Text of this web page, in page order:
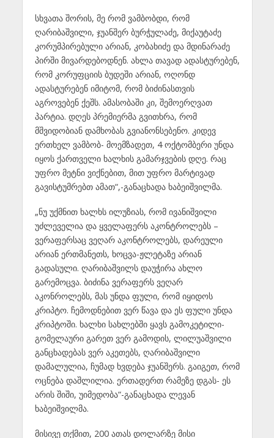
სხვათა შორის, მე რომ ვამბობდი, რომ
ღარიბაშვილი, ჯუანშერ ბურჭულაძე, მიქაუტაძე
კორუმპირებული არიან, კობახიძე და მდინარაძე
პირში მივარდებოდნენ. ახლა თავად ადასტურებენ,
რომ კორუფციის ბუდეში არიან, ოღონდ
ადასტურებენ იმიტომ, რომ ბიძინასთვის
აგროვებენ ქეშს. ამასობაში კი, შემოერღვათ
პარტია. დღეს პრემიერმა გვითხრა, რომ
მშვიდობიან დამხობას გვიანონსებენო. კიდევ
ერთხელ ვამბობ- მოემზადეთ, 4 ოქტომბერი უნდა
იყოს ქართველი ხალხის გამარჯვების დღე. რაც
უფრო მეტნი ვიქნებით, მით უფრო მარტივად
გავისტუმრებთ ამათ“,-განაცხადა ხაბეიშვილმა.
„ნუ უქმნით ხალხს ილუზიას, რომ ივანიშვილი
უძლეველია და ყველაფერს აკონტროლებს –
ვერაფერსაც ვეღარ აკონტროლებს, დარეული
არიან ერთმანეთს, ხოცვა-ჟლეტაზე არიან
გადასული. ღარიბაშვილს დაუჭირა ახლო
გარემოცვა. ბიძინა ვერაფერს ვეღარ
აკონროლებს, მას უნდა ფული, რომ იყიდოს
კრიპტო. ჩემოდნებით ვერ წავა და ეს ფული უნდა
კრიპტოში. ხალხი სახლებში ყავს გამოკეტილი-
გომელაური გარეთ ვერ გამოდის, ლილუაშვილი
განცხადებას ვერ აკეთებს, ღარიბაშვილი
დამალულია, ჩუმად ხვდება ჯუანშერს. გაიგეთ, რომ
ოცნება დაშლილია. ერთადერთ რამეზე დგას- ეს
არის შიში, უიმედობა“-განაცხადა ლევან
ხაბეიშვილმა.
მისივე თქმით, 200 ათას დოლარზე მისი